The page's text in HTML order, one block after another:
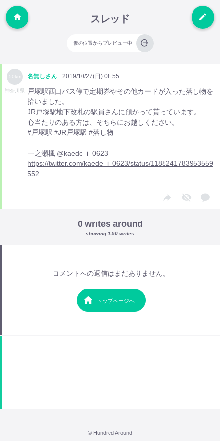
スレッド
仮の位置からプレビュー中
50km
神奈川県
名無しさん 2019/10/27(日) 08:55
戸塚駅西口バス停で定期券やその他カードが入った落し物を
拾いました。
JR戸塚駅地下改札の駅員さんに預かって貰っています。
心当たりのある方は、そちらにお越しください。
#戸塚駅 #JR戸塚駅 #落し物
一之瀬楓 @kaede_i_0623
https://twitter.com/kaede_i_0623/status/1188241783953559
552
0 writes around
showing 1-50 writes
コメントへの返信はまだありません。
トップページへ
© Hundred Around